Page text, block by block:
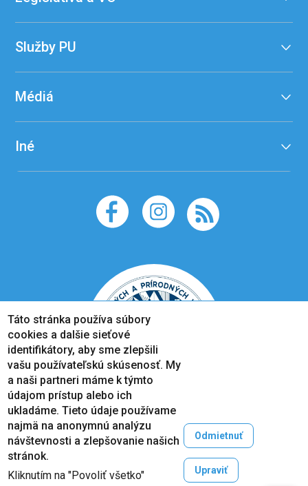
Služby PU
Médiá
Iné
Copyright © 2005-2026
Prešovská univerzita v Prešove
Created by
ActivIT
Táto stránka používa súbory
cookies a dalšie sieťové
identifikátory, aby sme zlepšili
vašu používateľskú skúsenosť. My
a naši partneri máme k týmto
údajom prístup alebo ich
ukladáme. Tieto údaje používame
najmä na anonymnú analýzu
návštevnosti a zlepšovanie našich
stránok.
Kliknutím na "Povoliť všetko"
Odmietnuť
Upraviť